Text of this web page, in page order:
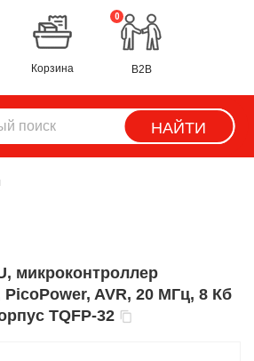
0
Корзина B2B
НАЙТИ
AVR, 20 МГц, 8 Кб
TQFP-32